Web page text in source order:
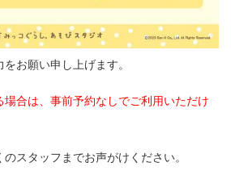
お願い申し上げます。
合は、事前予約なしでご利用いただけ
スタッフまでお声がけください。